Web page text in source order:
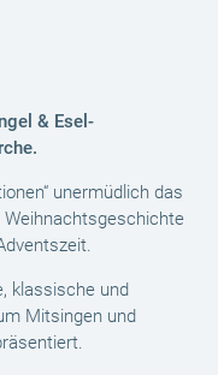
& Esel-
unermüdlich das
Weihnachtsgeschichte
klassische und
Mitsingen und